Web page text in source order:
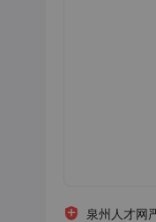
泉州人才网